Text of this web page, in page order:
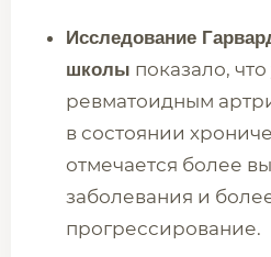
Исследование
школы показало,
ревматоидным
в состоянии
отмечается более
заболевания и
прогрессирование.